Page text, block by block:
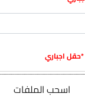
اسحب الملفات